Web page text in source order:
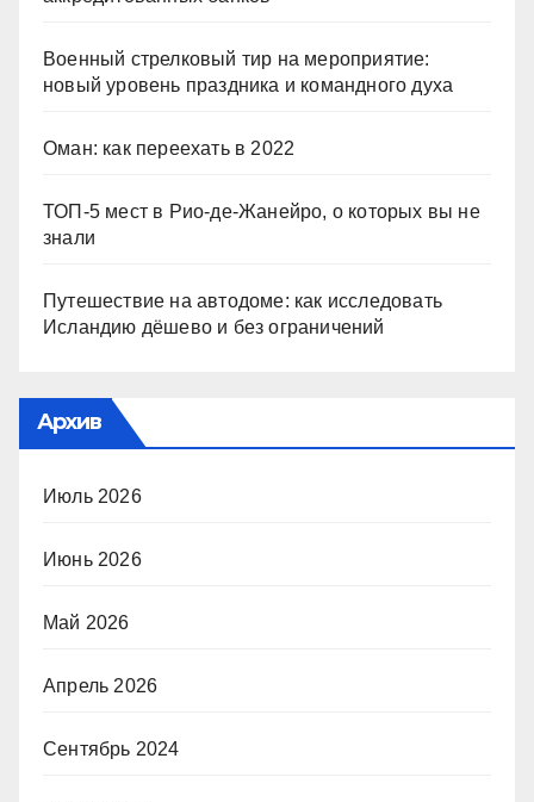
Военный стрелковый тир на мероприятие:
новый уровень праздника и командного духа
Оман: как переехать в 2022
ТОП-5 мест в Рио-де-Жанейро, о которых вы не
знали
Путешествие на автодоме: как исследовать
Исландию дёшево и без ограничений
Архив
Июль 2026
Июнь 2026
Май 2026
Апрель 2026
Сентябрь 2024